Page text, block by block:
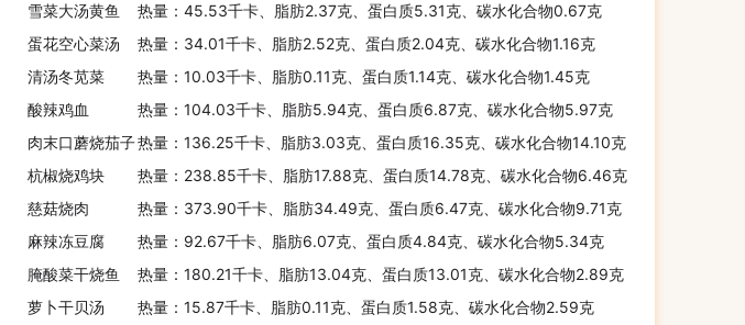
雪菜大汤黄鱼
热量：45.53千卡、脂肪2.37克、蛋白质5.31克、碳水化合物0.67克
蛋花空心菜汤
热量：34.01千卡、脂肪2.52克、蛋白质2.04克、碳水化合物1.16克
清汤冬苋菜
热量：10.03千卡、脂肪0.11克、蛋白质1.14克、碳水化合物1.45克
酸辣鸡血
热量：104.03千卡、脂肪5.94克、蛋白质6.87克、碳水化合物5.97克
肉末口蘑烧茄子热量：136.25千卡、脂肪3.03克、蛋白质16.35克、碳水化合物14.10克
杭椒烧鸡块
热量：238.85千卡、脂肪17.88克、蛋白质14.78克、碳水化合物6.46克
慈菇烧肉
热量：373.90千卡、脂肪34.49克、蛋白质6.47克、碳水化合物9.71克
麻辣冻豆腐
热量：92.67千卡、脂肪6.07克、蛋白质4.84克、碳水化合物5.34克
腌酸菜干烧鱼
热量：180.21千卡、脂肪13.04克、蛋白质13.01克、碳水化合物2.89克
萝卜干贝汤
热量：15.87千卡、脂肪0.11克、蛋白质1.58克、碳水化合物2.59克